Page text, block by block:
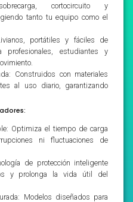
cortocircuito y
tanto tu equipo como el
portátiles y fáciles de
profesionales, estudiantes y
Construidos con materiales
al uso diario, garantizando
Optimiza el tiempo de carga
ni fluctuaciones de
de protección inteligente
y prolonga la vida útil del
Modelos diseñados para